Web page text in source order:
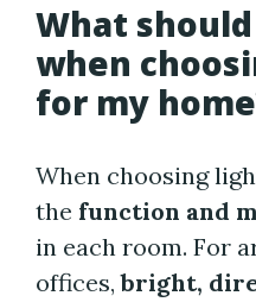
What
when
for my
When choosing
the function and
in each room. For
offices,bright,